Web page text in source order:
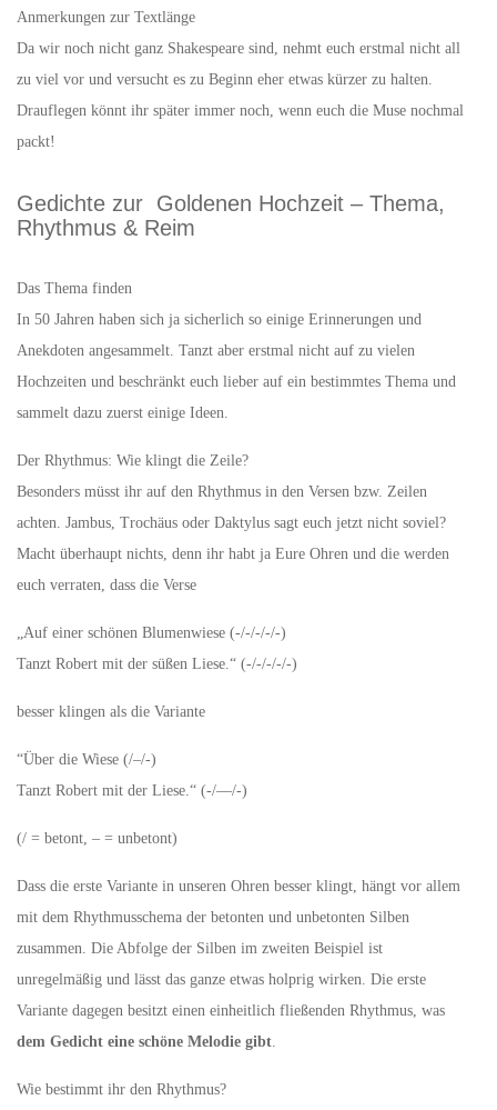
Anmerkungen zur Textlänge
Da wir noch nicht ganz Shakespeare sind, nehmt euch erstmal nicht all
zu viel vor und versucht es zu Beginn eher etwas kürzer zu halten.
Drauflegen könnt ihr später immer noch, wenn euch die Muse nochmal
packt!
Gedichte zur Goldenen Hochzeit – Thema,
Rhythmus & Reim
Das Thema finden
In 50 Jahren haben sich ja sicherlich so einige Erinnerungen und
Anekdoten angesammelt. Tanzt aber erstmal nicht auf zu vielen
Hochzeiten und beschränkt euch lieber auf ein bestimmtes Thema und
sammelt dazu zuerst einige Ideen.
Der Rhythmus: Wie klingt die Zeile?
Besonders müsst ihr auf den Rhythmus in den Versen bzw. Zeilen
achten. Jambus, Trochäus oder Daktylus sagt euch jetzt nicht soviel?
Macht überhaupt nichts, denn ihr habt ja Eure Ohren und die werden
euch verraten, dass die Verse
„Auf einer schönen Blumenwiese (-/-/-/-/-)
Tanzt Robert mit der süßen Liese.“ (-/-/-/-/-)
besser klingen als die Variante
“Über die Wiese (/–/-)
Tanzt Robert mit der Liese.“ (-/—/-)
(/ = betont, – = unbetont)
Dass die erste Variante in unseren Ohren besser klingt, hängt vor allem
mit dem Rhythmusschema der betonten und unbetonten Silben
zusammen. Die Abfolge der Silben im zweiten Beispiel ist
unregelmäßig und lässt das ganze etwas holprig wirken. Die erste
Variante dagegen besitzt einen einheitlich fließenden Rhythmus, was
dem Gedicht eine schöne Melodie gibt
Wie bestimmt ihr den Rhythmus?